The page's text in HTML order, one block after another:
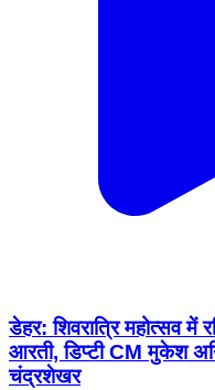
डेहर: शिवरात्रि महोत्सव में
आरती, डिप्टी CM मुकेश
चंद्रशेखर